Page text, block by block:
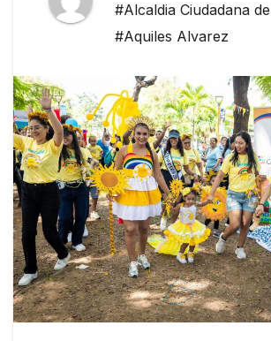
#Alcaldia Ciudadana
#Aquiles Alvarez